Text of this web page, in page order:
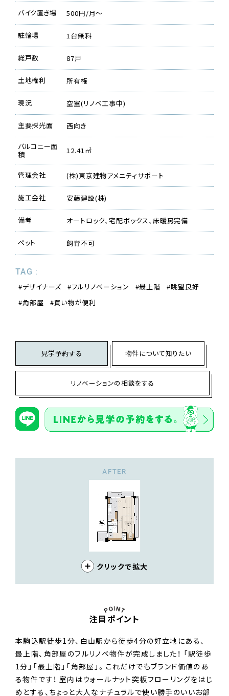
バイク置き場 500円/月〜
駐輪場 1台無料
総戸数 87戸
土地権利 所有権
現況 空室(リノベ工事中)
主要採光面 西向き
バルコニー面
積
12.41㎡
管理会社 (株)東京建物アメニティサポート
施工会社 安藤建設(株)
備考 オートロック、宅配ボックス、床暖房完備
ペット 飼育不可
TAG :
デザイナーズ
フルリノベーション 最上階
眺望良好
角部屋
買い物が便利
見学予約する 物件について知りたい
リノベーションの相談をする
AFTER
クリックで拡大
注目ポイント
本駒込駅徒歩1分、白山駅から徒歩4分の好立地にある、
最上階、角部屋のフルリノベ物件が完成しました！ 「駅徒歩
1分」「最上階」「角部屋」。これだけでもブランド価値のあ
る物件です！ 室内はウォールナット突板フローリングをはじ
めとする、ちょっと大人なナチュラルで使い勝手のいいお部